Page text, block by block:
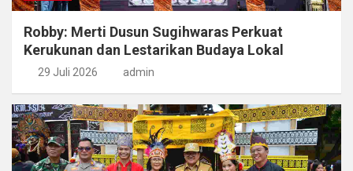
Robby: Merti Dusun Sugihwaras Perkuat
Kerukunan dan Lestarikan Budaya Lokal
29 Juli 2026 admin